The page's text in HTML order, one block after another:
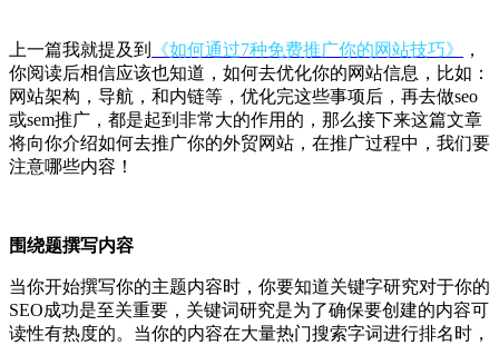
上一篇我就提及到 《如何通过7种免费推广你的网站技巧》
，
你阅读后相信应该也知道，如何去优化你的网站信息，比如：
网站架构，导航，和内链等，优化完这些事项后，再去做seo
或sem推广，都是起到非常大的作用的，那么接下来这篇文章
将向你介绍如何去推广你的外贸网站，在推广过程中，我们要
注意哪些内容！
围绕题撰写内容
当你开始撰写你的主题内容时，你要知道关键字研究对于你的
SEO成功是至关重要，关键词研究是为了确保要创建的内容可
读性有热度的。当你的内容在大量热门搜索字词进行排名时，